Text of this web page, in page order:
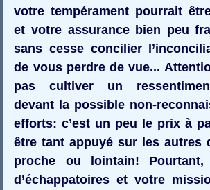
votre tempérament pourrait
et votre assurance bien peu
sans cesse concilier
de vous perdre de vue...
pas cultiver un
devant la possible non-
efforts: c’est un peu le prix à
être tant appuyé sur les autres
proche ou lointain!
d’échappatoires et votre